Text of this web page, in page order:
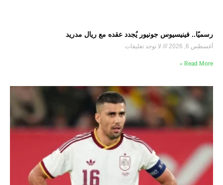
رسميًا.. فينيسيوس جونيور يُجدد عقده مع ريال مدريد
أغسطس 6, 2026 لا توجد تعليقات
Read More »